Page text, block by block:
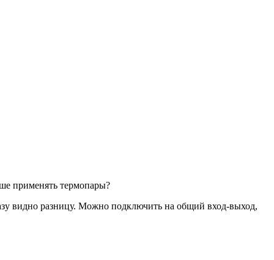
применять термопары?
видно разницу. Можно подключить на общий вход-выход,